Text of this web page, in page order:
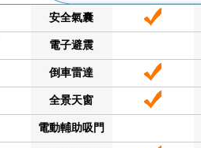
安全氣囊
電子避震
倒車雷達
全景天窗
電動輔助吸門